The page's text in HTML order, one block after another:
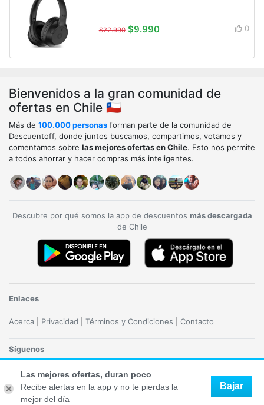
$22.990 $9.990 0
Bienvenidos a la gran comunidad de
ofertas en Chile 🇨🇱
Más de 100.000 personas forman parte de la comunidad de
Descuentoff, donde juntos buscamos, compartimos, votamos y
comentamos sobre las mejores ofertas en Chile. Esto nos permite
a todos ahorrar y hacer compras más inteligentes.
Descubre por qué somos la app de descuentos más descargada
de Chile
Enlaces
Acerca Privacidad Términos y Condiciones Contacto
Síguenos
Copyright 2020 - 2026 Descuentoff. Todos los derechos reservados. Logos y marcas
Las mejores ofertas, duran poco
Recibe alertas en la app y no te pierdas la
mejor del día
Bajar